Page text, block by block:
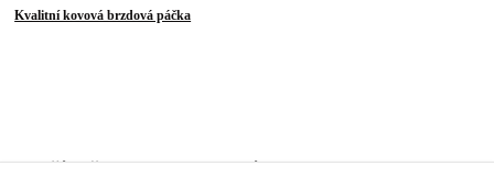
Kvalitní kovová brzdová páčka
Zboží zařazeno v kategoriích